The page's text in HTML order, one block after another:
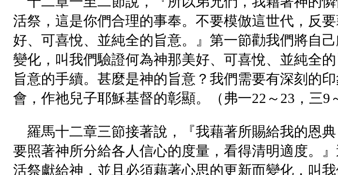
活祭，這是你們合理的事奉。不要模倣這世代，反
好、可喜悅、並純全的旨意。』第一節勸我們將自
變化，叫我們驗證何為神那美好、可喜悅、並純全
旨意的手續。甚麼是神的旨意？我們需要有深刻的
會，作祂兒子耶穌基督的彰顯。（弗一22～23，三9
羅馬十二章三節接著說，『我藉著所賜給我的恩
要照著神所分給各人信心的度量，看得清明適度。
活祭獻給神，並且必須藉著心思的更新而變化，叫